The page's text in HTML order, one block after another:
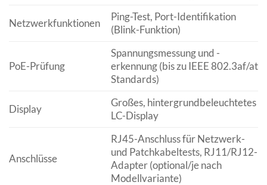
Netzwerkfunktionen
Ping-Test, Port-Identifikation
(Blink-Funktion)
PoE-Prüfung
Spannungsmessung und -
erkennung (bis zu IEEE 802.3af/at
Standards)
Display
Großes, hintergrundbeleuchtetes
LC-Display
Anschlüsse
RJ45-Anschluss für Netzwerk-
und Patchkabeltests, RJ11/RJ12-
Adapter (optional/je nach
Modellvariante)